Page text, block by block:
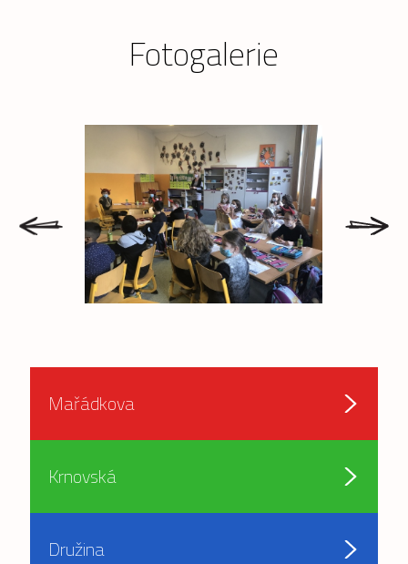
Fotogalerie
Mařádkova
Krnovská
Družina